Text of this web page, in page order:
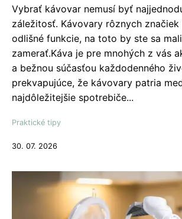
Vybrať kávovar nemusí byť
záležitosť. Kávovary rôznych značiek
odlišné funkcie, na toto by ste sa
zamerať.Káva je pre mnohých z vás
a bežnou súčasťou každodenného
prekvapujúce, že kávovary patria
najdôležitejšie spotrebiče...
Praktické tipy
30. 07. 2026